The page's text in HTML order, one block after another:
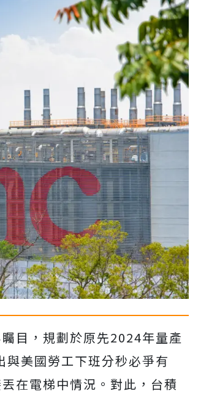
目，規劃於原先2024年量產
美國勞工下班分秒必爭有
在電梯中情況。對此，台積